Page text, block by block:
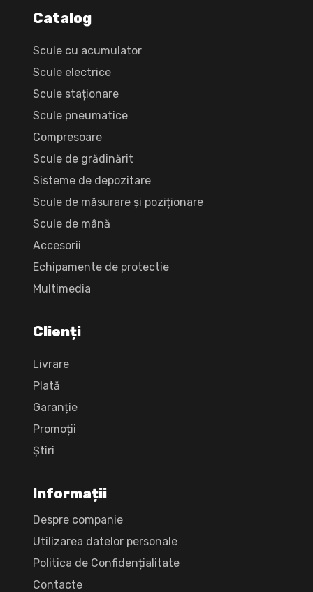
Catalog
Scule cu acumulator
Scule electrice
Scule staționare
Scule pneumatice
Compresoare
Scule de grădinărit
Sisteme de depozitare
Scule de măsurare și poziționare
Scule de mână
Accesorii
Echipamente de protectie
Multimedia
Clienți
Livrare
Plată
Garanție
Promoții
Știri
Informații
Despre companie
Utilizarea datelor personale
Politica de Confidențialitate
Сontacte